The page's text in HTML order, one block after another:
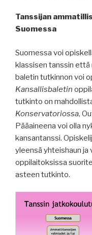
Tanssijan
Suomessa
Suomessa voi
klassisen tanssin että
baletin tutkinnon voi
Kansallisbaletin
tutkinto on
Konservatoriossa,
Pääaineena voi olla
kansantanssi.
yleensä yhteishaun
oppilaitoksissa
asteen tutkinto.